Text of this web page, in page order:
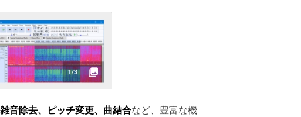
音除去、ピッチ変更、曲結合など、豊富な機